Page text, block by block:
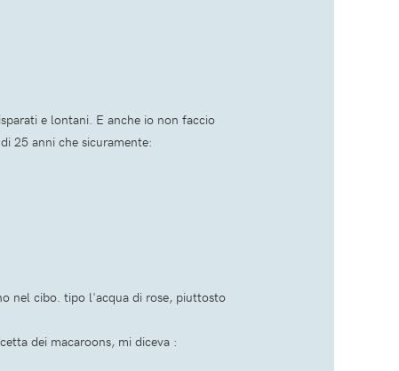
e lontani. E anche io non faccio
25 anni che sicuramente:
nel cibo. tipo l'acqua di rose, piuttosto
dei macaroons, mi diceva :